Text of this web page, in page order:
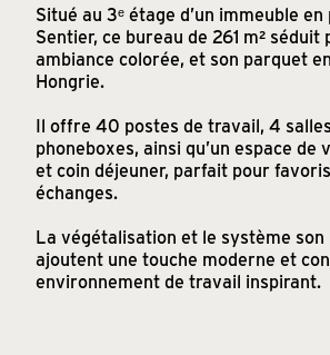
Situé au 3ᵉ étage d’un immeuble
Sentier, ce bureau de 261 m² séduit
ambiance colorée, et son parquet
Hongrie.
Il offre 40 postes de travail, 4
phoneboxes, ainsi qu’un espace de
et coin déjeuner, parfait pour
échanges.
La végétalisation et le système
ajoutent une touche moderne et
environnement de travail inspirant.